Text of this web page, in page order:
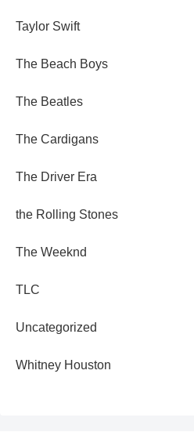
Taylor Swift
The Beach Boys
The Beatles
The Cardigans
The Driver Era
the Rolling Stones
The Weeknd
TLC
Uncategorized
Whitney Houston